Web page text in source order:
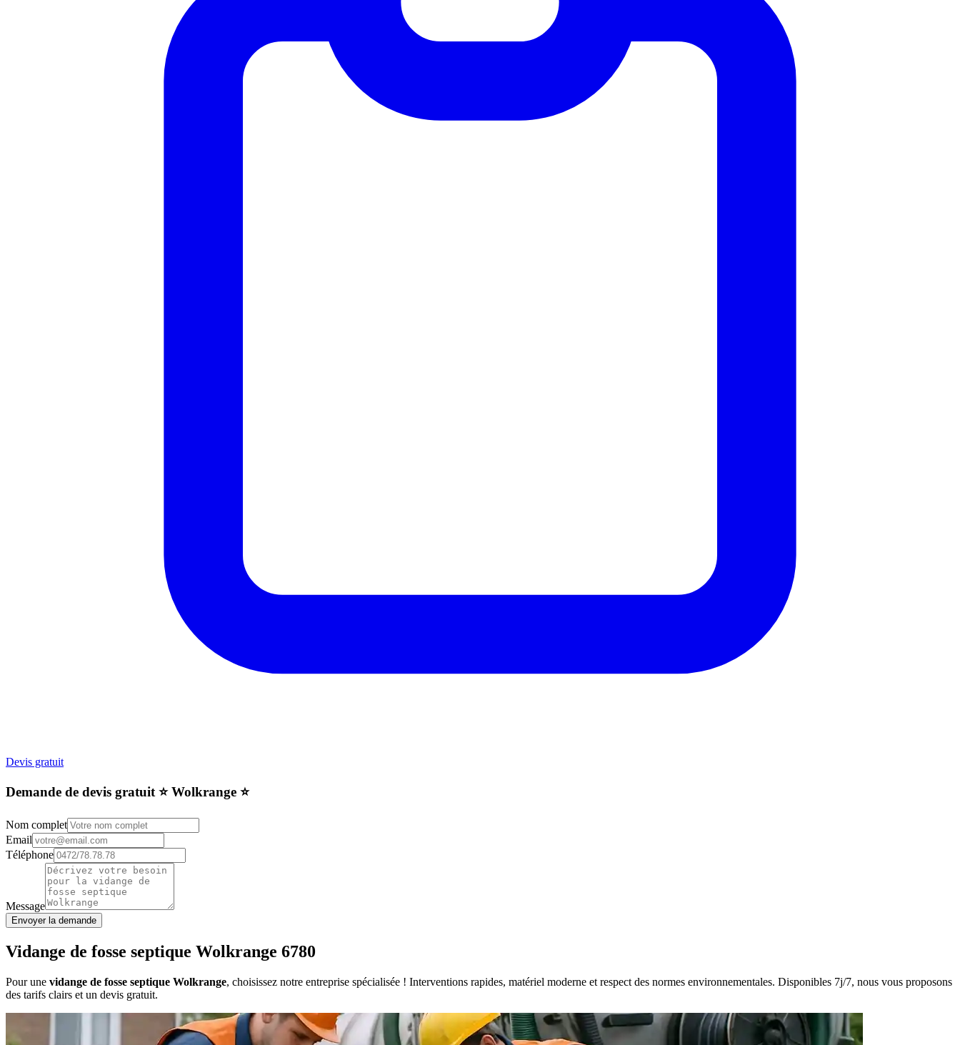
Devis gratuit
Demande de devis gratuit ⭐️ Wolkrange ⭐️
Nom complet
Email
Téléphone
Message
Envoyer la demande
Vidange de fosse septique Wolkrange 6780
Pour une vidange de fosse septique Wolkrange, choisissez notre entreprise spécialisée ! Interventions rapides, matériel moderne et respect des normes environnementales. Disponibles 7j/7, nous vous proposons
des tarifs clairs et un devis gratuit.